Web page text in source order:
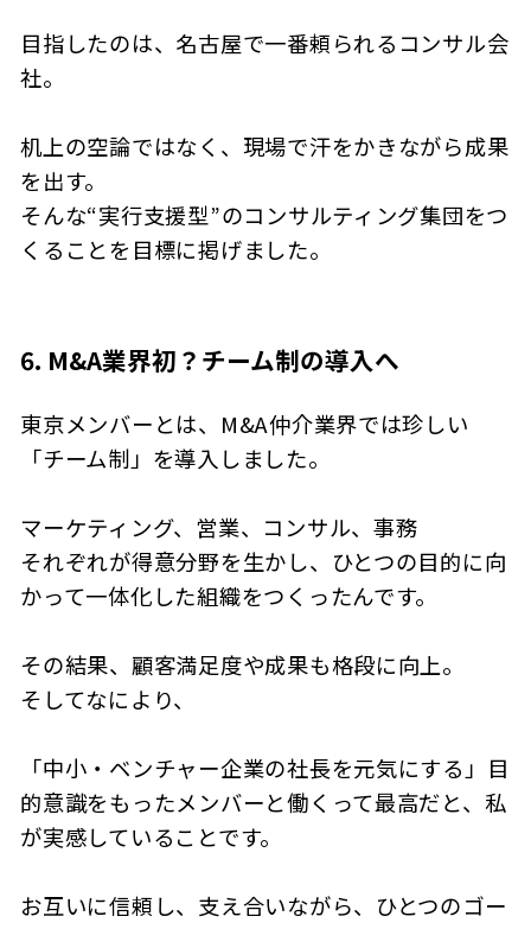
目指したのは、名古屋で一番頼られるコンサル会
社。
机上の空論ではなく、現場で汗をかきながら成果
を出す。
そんな“実行支援型”のコンサルティング集団をつ
くることを目標に掲げました。
6. M&A業界初？チーム制の導入へ
東京メンバーとは、M&A仲介業界では珍しい
「チーム制」を導入しました。
マーケティング、営業、コンサル、事務――
それぞれが得意分野を生かし、ひとつの目的に向
かって一体化した組織をつくったんです。
その結果、顧客満足度や成果も格段に向上。
そしてなにより、
「中小・ベンチャー企業の社長を元気にする」目
的意識をもったメンバーと働くって最高だと、私
が実感していることです。
お互いに信頼し、支え合いながら、ひとつのゴー